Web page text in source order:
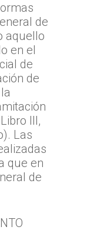
de
aquello
en el
de
de
III,
Las
que en
de